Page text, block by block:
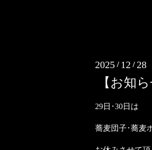
2025 / 12 / 28
【お知ら
29日･30日は
蕎麦団子･蕎麦